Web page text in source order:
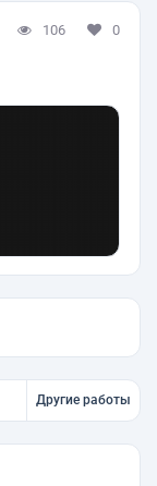
106 0
Другие работы